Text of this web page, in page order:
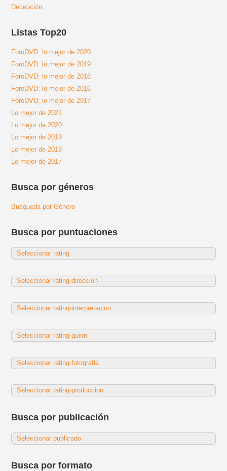
Decepción
Listas Top20
ForoDVD: lo mejor de 2020
ForoDVD: lo mejor de 2019
ForoDVD: lo mejor de 2018
ForoDVD: lo mejor de 2016
ForoDVD: lo mejor de 2017
Lo mejor de 2021
Lo mejor de 2020
Lo mejor de 2019
Lo mejor de 2018
Lo mejor de 2017
Busca por géneros
Busqueda por Género
Busca por puntuaciones
Busca por publicación
Busca por formato